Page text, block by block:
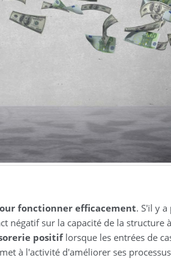
fonctionner efficacement. S'il y
négatif sur la capacité de la structure
positiflorsque les entrées de
à l'activité d'améliorer ses